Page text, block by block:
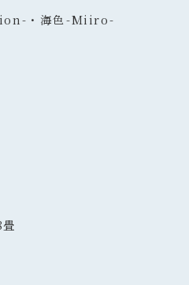
・海色-Miiro-